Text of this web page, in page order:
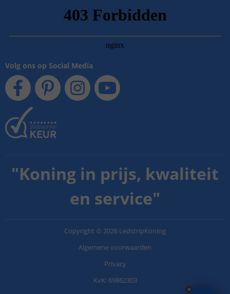
Volg ons op Social Media
"Koning in prijs, kwaliteit
en service"
Copyright © 2026 LedstripKoning
Algemene voorwaarden
Privacy
KvK: 69862303